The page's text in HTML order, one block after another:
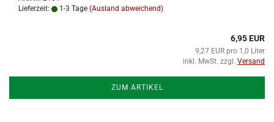
Lieferzeit:
1-3 Tage (Ausland abweichend)
6,95 EUR
9,27 EUR pro 1,0 Liter
inkl. MwSt. zzgl. Versand
ZUM ARTIKEL